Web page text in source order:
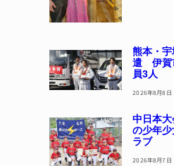
熊本・
遣 伊賀
員3人
2026年8月8日
中日本
の少年少
ラブ
2026年8月7日